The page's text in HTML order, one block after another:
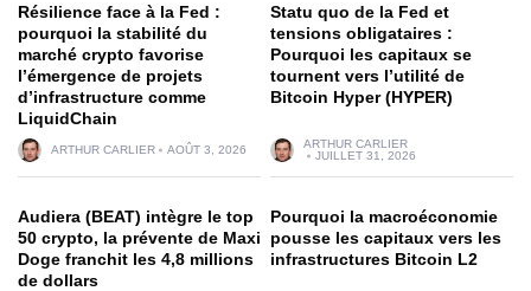
Résilience face à la Fed :
pourquoi la stabilité du
marché crypto favorise
l’émergence de projets
d’infrastructure comme
LiquidChain
ARTHUR CARLIER AOÛT 3, 2026
Statu quo de la Fed et
tensions obligataires :
Pourquoi les capitaux se
tournent vers l’utilité de
Bitcoin Hyper (HYPER)
ARTHUR CARLIER
JUILLET 31, 2026
Audiera (BEAT) intègre le top
50 crypto, la prévente de Maxi
Doge franchit les 4,8 millions
de dollars
Pourquoi la macroéconomie
pousse les capitaux vers les
infrastructures Bitcoin L2